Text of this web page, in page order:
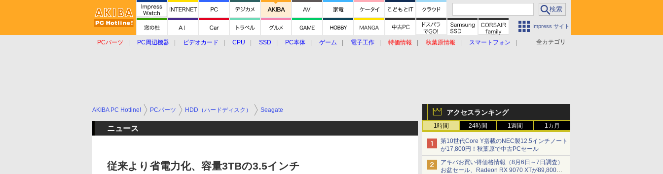
Impress サイト
全カテゴリ
PCパーツ PC周辺機器 ビデオカード CPU SSD PC本体 ゲーム 電子工作 特価情報 秋葉原情報
スマートフォン
アクセスランキング
1時間 24時間 1週間 1カ月
第10世代Core Y搭載のNEC製12.5インチノート
が17,800円！秋葉原で中古PCセール
アキバお買い得価格情報（8月6日～7日調査）
お盆セール、Radeon RX 9070 XTが89,800
AKIBA PC Hotline! PCパーツ HDD（ハードディスク） Seagate
ニュース
従来より省電力化、容量3TBの3.5インチ